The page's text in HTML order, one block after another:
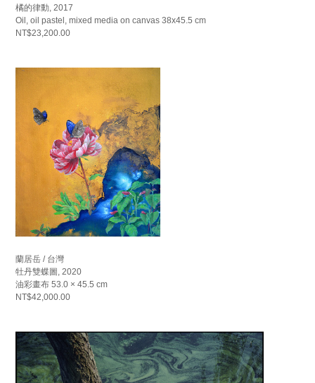
橘的律動, 2017
Oil, oil pastel, mixed media on canvas 38x45.5 cm
NT$23,200.00
蘭居岳 / 台灣
牡丹雙蝶圖, 2020
油彩畫布 53.0 × 45.5 cm
NT$42,000.00